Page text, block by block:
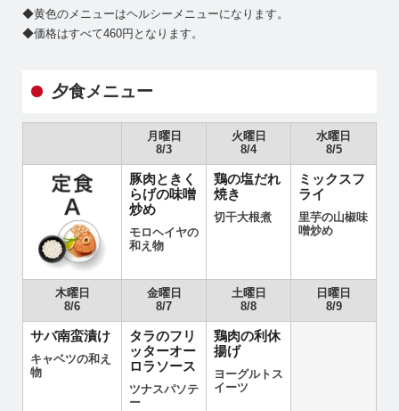
◆黄色のメニューはヘルシーメニューになります。
◆価格はすべて460円となります。
夕食メニュー
月曜日
8/3
火曜日
8/4
水曜日
8/5
豚肉ときく
らげの味噌
炒め
モロヘイヤの
和え物
鶏の塩だれ
焼き
切干大根煮
ミックスフ
ライ
里芋の山椒味
噌炒め
木曜日
8/6
金曜日
8/7
土曜日
8/8
日曜日
8/9
サバ南蛮漬け
キャベツの和え
物
タラのフリ
ッターオー
ロラソース
ツナスパソテ
ー
鶏肉の利休
揚げ
ヨーグルトス
イーツ